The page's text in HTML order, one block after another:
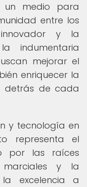
un medio para
entre los
y la
indumentaria
mejorar el
enriquecer la
detrás de cada
y tecnología en
representa el
por las raíces
y la
excelencia a